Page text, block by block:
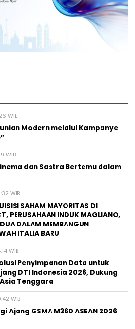
WIB
Modern melalui Kampanye
WIB
dan Sastra Bertemu dalam
WIB
SAHAM MAYORITAS DI
PERUSAHAAN INDUK MAGLIANO,
DALAM MEMBANGUN
ITALIA BARU
WIB
Penyimpanan Data untuk
DTI Indonesia 2026, Dukung
Tenggara
WIB
Ajang GSMA M360 ASEAN 2026